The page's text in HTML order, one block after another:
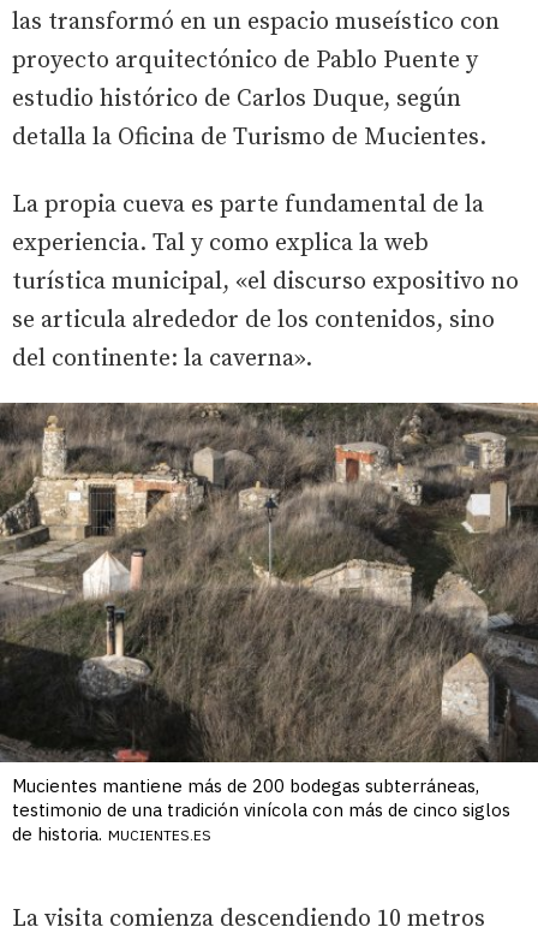
las transformó en un espacio museístico con
proyecto arquitectónico de Pablo Puente y
estudio histórico de Carlos Duque, según
detalla la Oficina de Turismo de Mucientes.
La propia cueva es parte fundamental de la
experiencia. Tal y como explica la web
turística municipal, «el discurso expositivo no
se articula alrededor de los contenidos, sino
del continente: la caverna».
Mucientes mantiene más de 200 bodegas subterráneas,
testimonio de una tradición vinícola con más de cinco siglos
de historia. MUCIENTES.ES
La visita comienza descendiendo 10 metros